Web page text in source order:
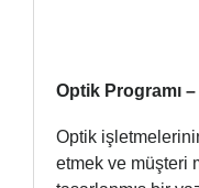
Optik Programı
Optik
etmek ve müşteri